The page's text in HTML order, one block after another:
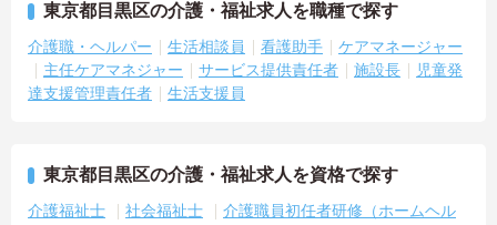
東京都目黒区の介護・福祉求人を職種で探す
介護職・ヘルパー 生活相談員 看護助手
ケアマネージャー
主任ケアマネジャー
サービス提供責任者 施設長
児童発
達支援管理責任者
生活支援員
東京都目黒区の介護・福祉求人を資格で探す
介護福祉士 社会福祉士
介護職員初任者研修（ホームヘル